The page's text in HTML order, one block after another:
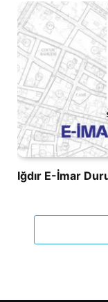
Iğdır E-İmar